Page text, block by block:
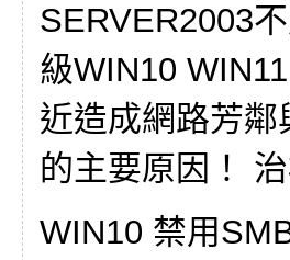
SERVER2003
級WIN10
近造成網路芳
的主要原因！
WIN10 禁用